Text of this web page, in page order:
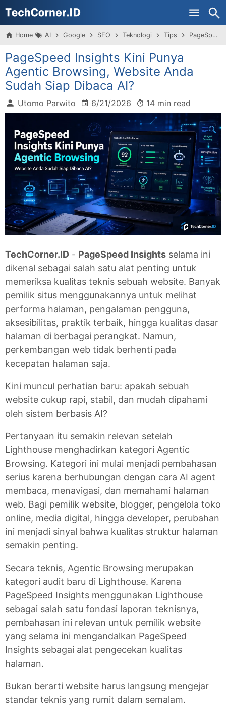
Home AI Google SEO Teknologi Tips PageSpeed Insights Kini Punya Agentic Browsing, Website Anda Sudah Siap Dibaca AI?
PageSpeed Insights Kini Punya
Agentic Browsing, Website Anda
Sudah Siap Dibaca AI?
Utomo Parwito 6/21/2026 14 min read
TechCorner.ID - PageSpeed Insights selama ini
dikenal sebagai salah satu alat penting untuk
memeriksa kualitas teknis sebuah website. Banyak
pemilik situs menggunakannya untuk melihat
performa halaman, pengalaman pengguna,
aksesibilitas, praktik terbaik, hingga kualitas dasar
halaman di berbagai perangkat. Namun,
perkembangan web tidak berhenti pada
kecepatan halaman saja.
Kini muncul perhatian baru: apakah sebuah
website cukup rapi, stabil, dan mudah dipahami
oleh sistem berbasis AI?
Pertanyaan itu semakin relevan setelah
Lighthouse menghadirkan kategori Agentic
Browsing. Kategori ini mulai menjadi pembahasan
serius karena berhubungan dengan cara AI agent
membaca, menavigasi, dan memahami halaman
web. Bagi pemilik website, blogger, pengelola toko
online, media digital, hingga developer, perubahan
ini menjadi sinyal bahwa kualitas struktur halaman
semakin penting.
Secara teknis, Agentic Browsing merupakan
kategori audit baru di Lighthouse. Karena
PageSpeed Insights menggunakan Lighthouse
sebagai salah satu fondasi laporan teknisnya,
pembahasan ini relevan untuk pemilik website
yang selama ini mengandalkan PageSpeed
Insights sebagai alat pengecekan kualitas
halaman.
Bukan berarti website harus langsung mengejar
standar teknis yang rumit dalam semalam.